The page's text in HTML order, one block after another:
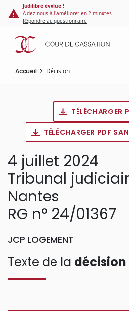
Panneau de gestion des cookies
contenu
principal
Judilibre évolue !
Aidez-nous à l'améliorer en 2 minutes
Répondre au questionnaire
Accueil Décision
TÉLÉCHARGER
TÉLÉCHARGER PDF
4 juillet 2024
Tribunal
Nantes
RG n° 24/01367
JCP LOGEMENT
Texte de la décision